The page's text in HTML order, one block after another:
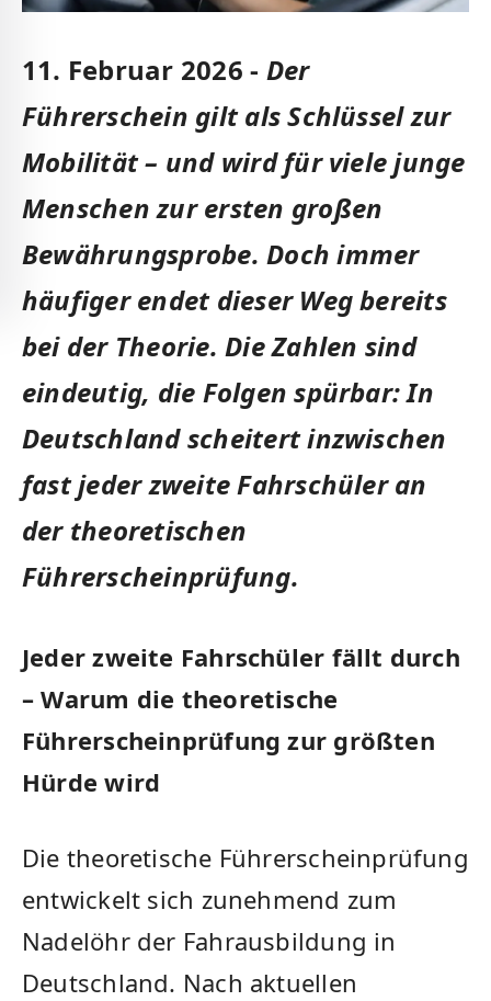
11. Februar 2026 - Der
Führerschein gilt als Schlüssel zur
Mobilität – und wird für viele junge
Menschen zur ersten großen
Bewährungsprobe. Doch immer
häufiger endet dieser Weg bereits
bei der Theorie. Die Zahlen sind
eindeutig, die Folgen spürbar: In
Deutschland scheitert inzwischen
fast jeder zweite Fahrschüler an
der theoretischen
Führerscheinprüfung.
Jeder zweite Fahrschüler fällt durch
– Warum die theoretische
Führerscheinprüfung zur größten
Hürde wird
Die theoretische Führerscheinprüfung
entwickelt sich zunehmend zum
Nadelöhr der Fahrausbildung in
Deutschland. Nach aktuellen